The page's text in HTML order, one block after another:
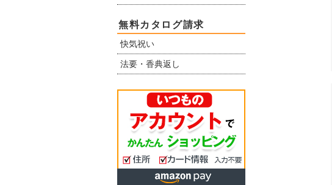
無料カタログ請求
快気祝い
法要・香典返し